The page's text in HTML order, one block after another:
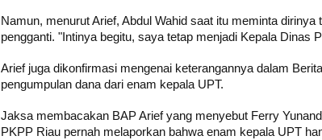
Namun, menurut Arief, Abdul Wahid saat itu meminta
pengganti. "Intinya begitu, saya tetap menjadi Kepala Dinas
Arief juga dikonfirmasi mengenai keterangannya dalam
pengumpulan dana dari enam kepala UPT.
Jaksa membacakan BAP Arief yang menyebut Ferry
PKPP Riau pernah melaporkan bahwa enam kepala UPT